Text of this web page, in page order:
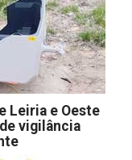
Leiria e Oeste
vigilância